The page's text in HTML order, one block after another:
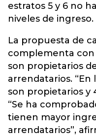
estratos 5 y 6 no
niveles de ingreso.
La propuesta de
complementa
son propietarios
arrendatarios. “En
son propietarios y
“Se ha
tienen mayor
arrendatarios”,